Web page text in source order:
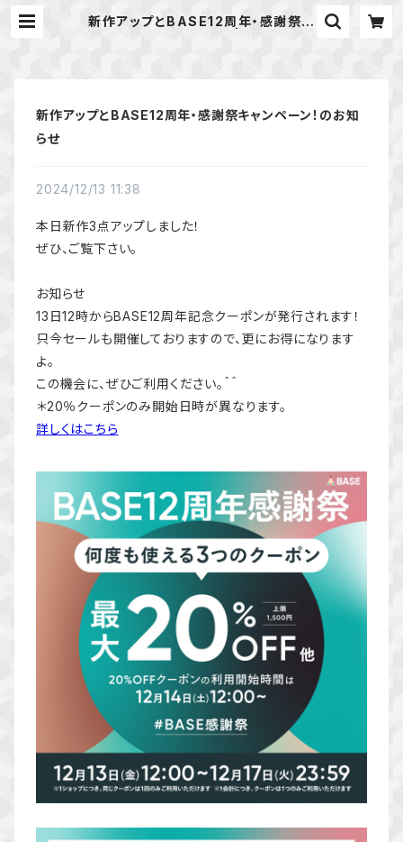
新作アップとBASE12周年・感謝祭キ
新作アップとBASE12周年・感謝祭キャンペーン！のお知
らせ
2024/12/13 11:38
本日新作3点アップしました！
ぜひ、ご覧下さい。
お知らせ
13日12時からBASE12周年記念クーポンが発行されます！
只今セールも開催しておりますので、更にお得になります
よ。
この機会に、ぜひご利用ください。＾＾
＊20％クーポンのみ開始日時が異なります。
詳しくはこちら